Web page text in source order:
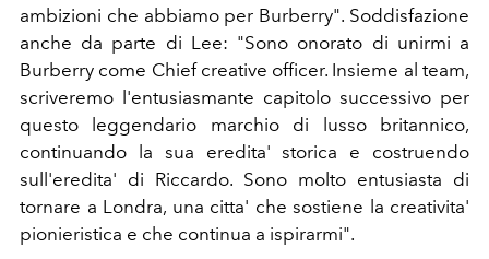
ambizioni che abbiamo per Burberry". Soddisfazione
anche da parte di Lee: "Sono onorato di unirmi a
Burberry come Chief creative officer. Insieme al team,
scriveremo l'entusiasmante capitolo successivo per
questo leggendario marchio di lusso britannico,
continuando la sua eredita' storica e costruendo
sull'eredita' di Riccardo. Sono molto entusiasta di
tornare a Londra, una citta' che sostiene la creativita'
pionieristica e che continua a ispirarmi".